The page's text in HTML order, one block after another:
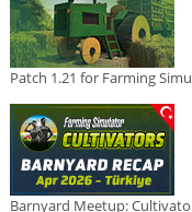
Patch 1.21 for Farming
Barnyard Meetup: